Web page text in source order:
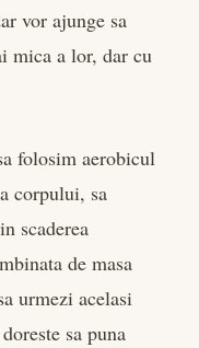
vor ajunge sa
mica a lor, dar cu
folosim aerobicul
corpului, sa
scaderea
de masa
urmezi acelasi
sa puna